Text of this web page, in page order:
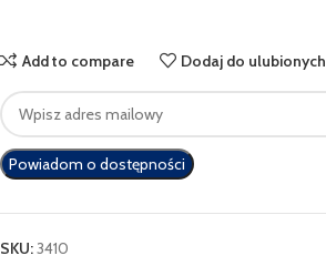
Add to compare Dodaj do ulubionych
Enter
your
email
address
the
Powiadom o dostępności
SKU:3410